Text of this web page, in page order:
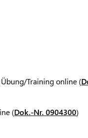
Training online (
(Dok.-Nr. 0904300)